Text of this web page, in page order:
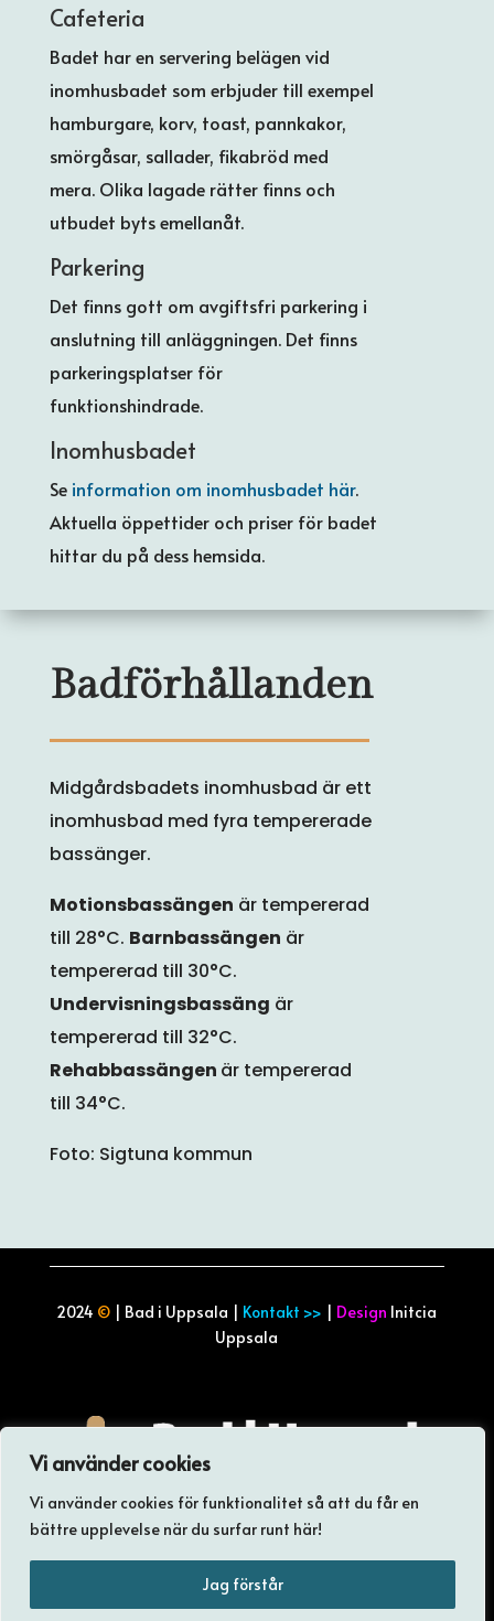
Vi använder cookies
Vi använder cookies för funktionalitet så att du får en
bättre upplevelse när du surfar runt här!
Jag förstår
Cafeteria
Badet har en servering belägen vid
inomhusbadet som erbjuder till exempel
hamburgare, korv, toast, pannkakor,
smörgåsar, sallader, fikabröd med
mera. Olika lagade rätter finns och
utbudet byts emellanåt.
Parkering
Det finns gott om avgiftsfri parkering i
anslutning till anläggningen. Det finns
parkeringsplatser för
funktionshindrade.
Inomhusbadet
Se information om inomhusbadet här.
Aktuella öppettider och priser för badet
hittar du på dess hemsida.
Badförhållanden
Midgårdsbadets inomhusbad är ett
inomhusbad med fyra tempererade
bassänger.
Motionsbassängen är tempererad
till 28°C. Barnbassängen är
tempererad till 30°C.
Undervisningsbassäng är
tempererad till 32°C.
Rehabbassängen är tempererad
till 34°C.
Foto: Sigtuna kommun
2024 © | Bad i Uppsala | Kontakt >> | Design Initcia
Uppsala